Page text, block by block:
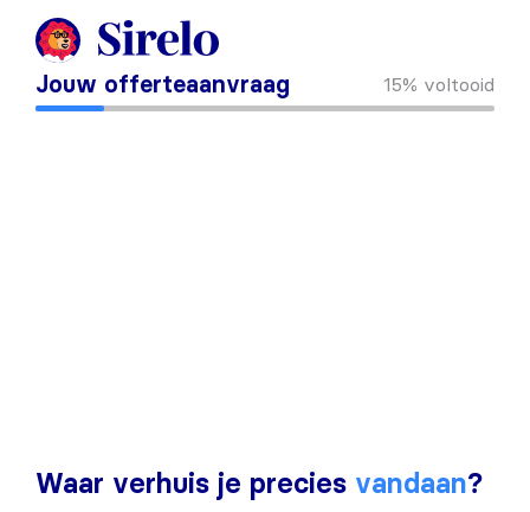
Jouw offerteaanvraag 15% voltooid
Waar verhuis je precies vandaan?